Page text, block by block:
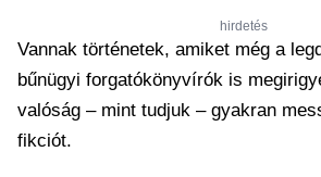
hirdetés
Vannak történetek, amiket még a
bűnügyi forgatókönyvírók is
valóság – mint tudjuk – gyakran
fikciót.